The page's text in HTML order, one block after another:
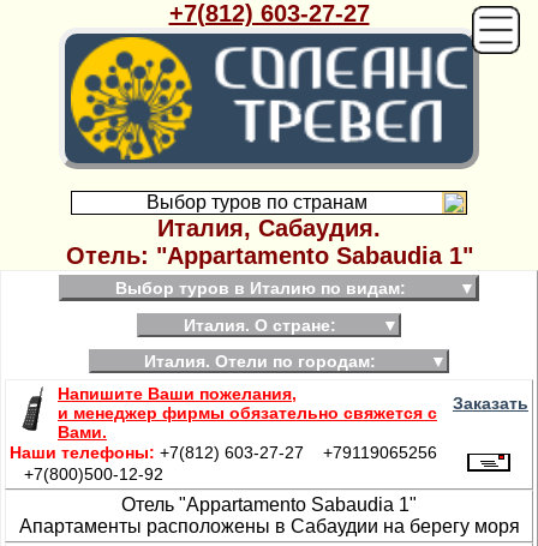
+7(812) 603-27-27
Выбор туров по странам
Италия, Сабаудия.
Отель: "Appartamento Sabaudia 1"
Выбор туров в Италию по видам:
▼
Италия. О стране:
▼
Италия. Отели по городам:
▼
Напишите Ваши пожелания,
и менеджер фирмы обязательно свяжется с
Вами.
Наши телефоны: +7(812) 603-27-27 +79119065256
+7(800)500-12-92
Заказать
Отель "Appartamento Sabaudia 1"
Апартаменты расположены в Сабаудии на берегу моря